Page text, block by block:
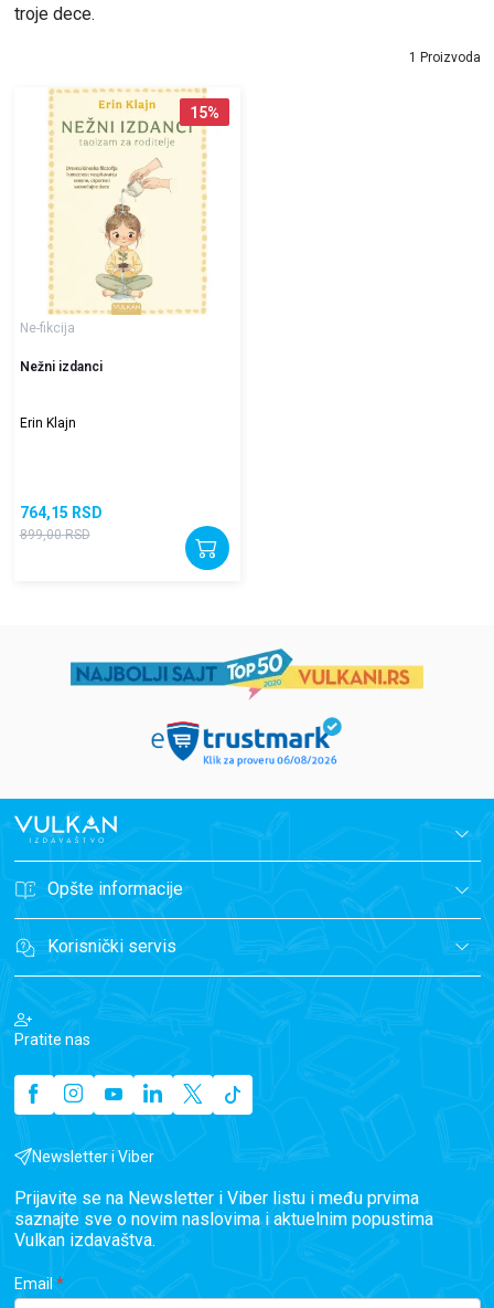
troje dece.
1 Proizvoda
15%
Ne-fikcija
Nežni izdanci
Erin Klajn
764,15 RSD
899,00 RSD
Opšte informacije
Korisnički servis
Pratite nas
Newsletter i Viber
Prijavite se na Newsletter i Viber listu i među prvima
saznajte sve o novim naslovima i aktuelnim popustima
Vulkan izdavaštva.
Email